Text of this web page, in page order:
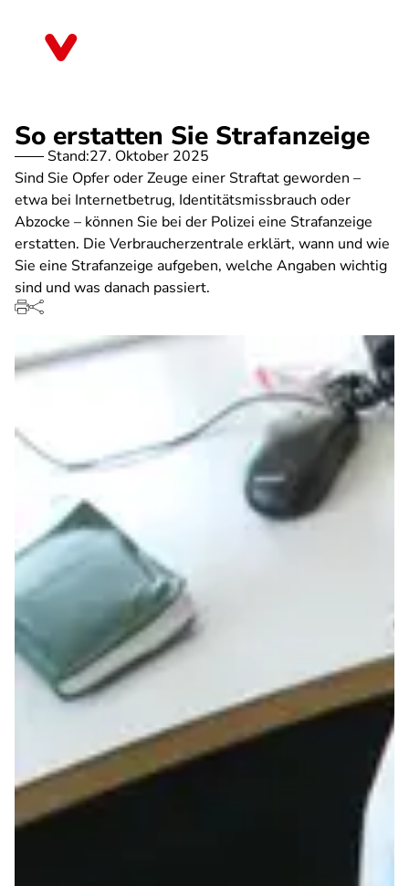
So erstatten Sie Strafanzeige
Stand:27. Oktober 2025
Sind Sie Opfer oder Zeuge einer Straftat geworden –
etwa bei Internetbetrug, Identitätsmissbrauch oder
Abzocke – können Sie bei der Polizei eine Strafanzeige
erstatten. Die Verbraucherzentrale erklärt, wann und wie
Sie eine Strafanzeige aufgeben, welche Angaben wichtig
sind und was danach passiert.